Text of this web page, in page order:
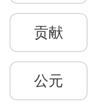
贡献
公元